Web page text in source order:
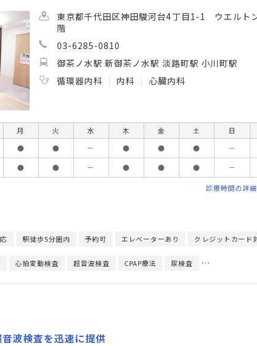
東京都千代田区神田駿河台4丁目1-1 ウエルト
階
03-6285-0810
御茶ノ水駅 新御茶ノ水駅 淡路町駅 小川町駅
循環器内科
内科 心臓内科
月 火 水 木 金 土 日
● ● － ● ● ● －
● ● － ● ● ● －
診療時間の詳
駅徒歩5分圏内 予約可 エレベーターあり クレジットカード
心拍変動検査 超音波検査 CPAP療法 尿検査 インフルエン
波検査を迅速に提供